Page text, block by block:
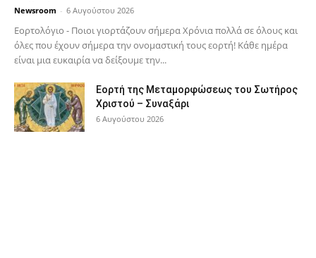
Newsroom - 6 Αυγούστου 2026
Εορτολόγιο - Ποιοι γιορτάζουν σήμερα Χρόνια πολλά σε όλους και
όλες που έχουν σήμερα την ονομαστική τους εορτή! Κάθε ημέρα
είναι μια ευκαιρία να δείξουμε την...
Εορτή της Μεταμορφώσεως του Σωτήρος
Χριστού – Συναξάρι
6 Αυγούστου 2026